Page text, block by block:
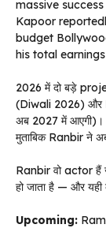
massive success
Kapoor
budget
his total
2026 में दो बड़े
(Diwali 2026) और
अब 2027 में
मुताबिक Ranbir ने
Ranbir वो actor हैं
हो जाता है — और यही
Upcoming: